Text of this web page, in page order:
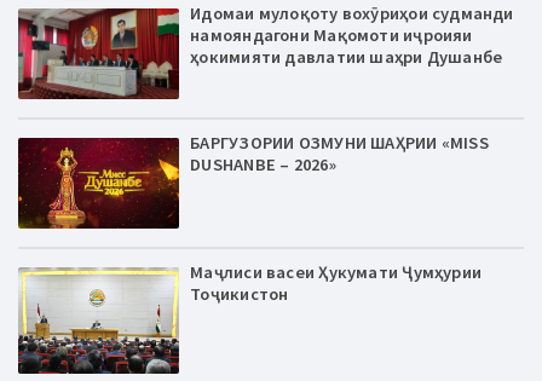
Идомаи мулоқоту вохӯриҳои судманди
намояндагони Мақомоти иҷроияи
ҳокимияти давлатии шаҳри Душанбе
БАРГУЗОРИИ ОЗМУНИ ШАҲРИИ «MISS
DUSHANBE – 2026»
Маҷлиси васеи Ҳукумати Ҷумҳурии
Тоҷикистон